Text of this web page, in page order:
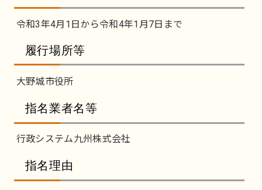
令和3年4月1日から令和4年1月7日まで
履行場所等
大野城市役所
指名業者名等
行政システム九州株式会社
指名理由